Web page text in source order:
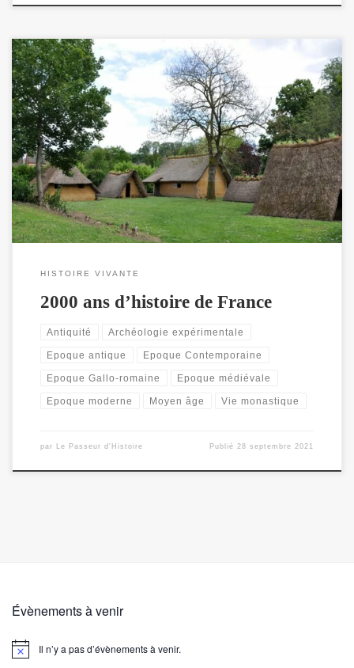
Reporté depuis deux ans, le festival d’Histoire vivante du musée et
archéosite des « Temps barbares » aura lieu les 25 et 26 juin 2022. Le
programme reste à définir mais, sur 2000 ans d’histoire, il est probable
que je change d’époque, d’atelier pédagogique et de thématique entre
les deux jours. Pour […]
HISTOIRE VIVANTE
2000 ans d’histoire de France
Antiquité Archéologie expérimentale
Epoque antique Epoque Contemporaine
Epoque Gallo-romaine Epoque médiévale
Epoque moderne Moyen âge Vie monastique
par Le Passeur d'Histoire Publié28 septembre 2021
Évènements à venir
N
Il n’y a pas d’évènements à venir.